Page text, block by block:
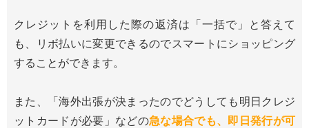
クレジットを利用した際の返済は「一括で」と答えて
も、リボ払いに変更できるのでスマートにショッピング
することができます。
また、「海外出張が決まったのでどうしても明日クレジ
ットカードが必要」などの急な場合でも、即日発行が可